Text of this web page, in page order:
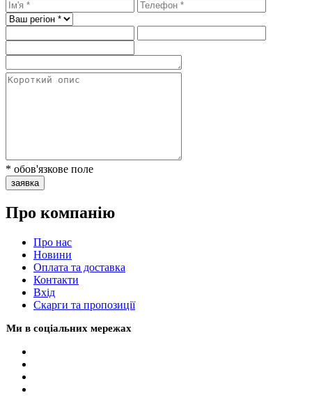
* обов'язкове поле
заявка
Про компанію
Про нас
Новини
Оплата та доставка
Контакти
Вхiд
Скарги та пропозиції
Ми в соціальних мережах